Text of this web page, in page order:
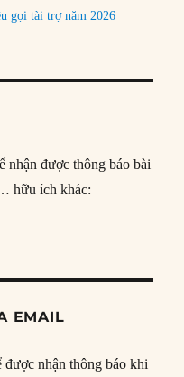
gọi tài trợ năm 2026
nhận được thông báo bài
hữu ích khác:
EMAIL
nhận thông báo khi